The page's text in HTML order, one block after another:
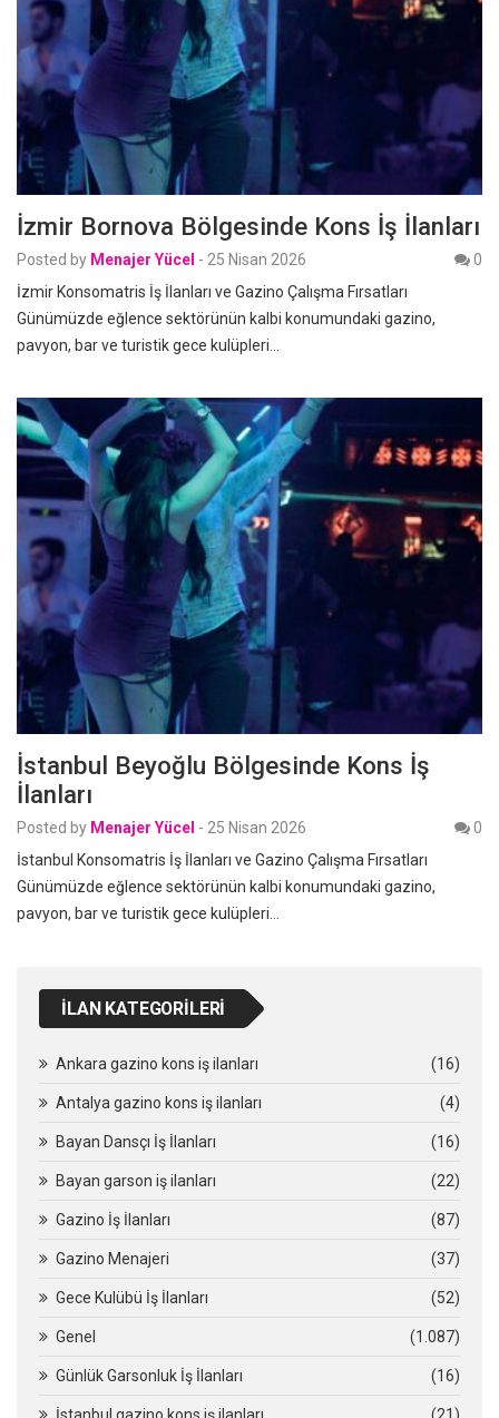
İzmir Bornova Bölgesinde Kons İş İlanları
Posted by Menajer Yücel - 25 Nisan 2026
0
İzmir Konsomatris İş İlanları ve Gazino Çalışma Fırsatları
Günümüzde eğlence sektörünün kalbi konumundaki gazino,
pavyon, bar ve turistik gece kulüpleri…
İstanbul Beyoğlu Bölgesinde Kons İş
İlanları
Posted by Menajer Yücel - 25 Nisan 2026
0
İstanbul Konsomatris İş İlanları ve Gazino Çalışma Fırsatları
Günümüzde eğlence sektörünün kalbi konumundaki gazino,
pavyon, bar ve turistik gece kulüpleri…
İLAN KATEGORILERI
Ankara gazino kons iş ilanları (16)
Antalya gazino kons iş ilanları (4)
Bayan Dansçı İş İlanları (16)
Bayan garson iş ilanları (22)
Gazino İş İlanları (87)
Gazino Menajeri (37)
Gece Kulübü İş İlanları (52)
Genel (1.087)
Günlük Garsonluk İş İlanları (16)